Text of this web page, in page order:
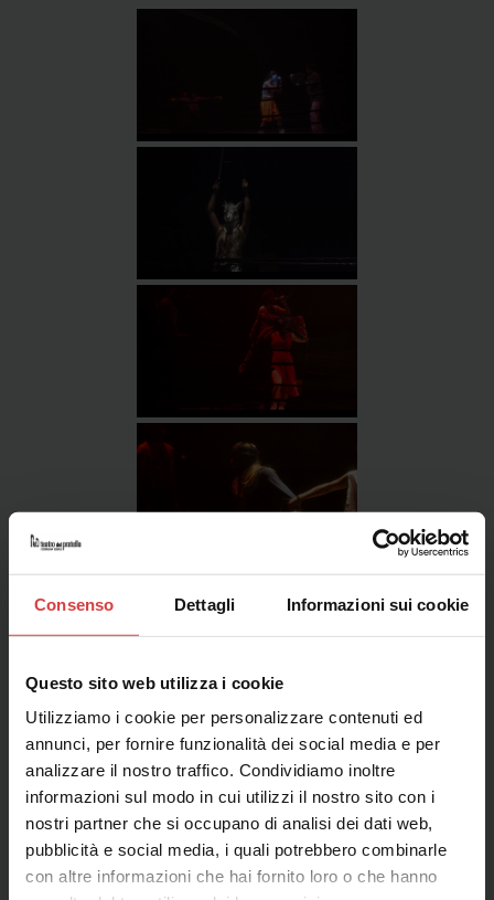
Consenso Dettagli Informazioni sui cookie
Questo sito web utilizza i cookie
Utilizziamo i cookie per personalizzare contenuti ed
annunci, per fornire funzionalità dei social media e per
analizzare il nostro traffico. Condividiamo inoltre
informazioni sul modo in cui utilizzi il nostro sito con i
nostri partner che si occupano di analisi dei dati web,
pubblicità e social media, i quali potrebbero combinarle
con altre informazioni che hai fornito loro o che hanno